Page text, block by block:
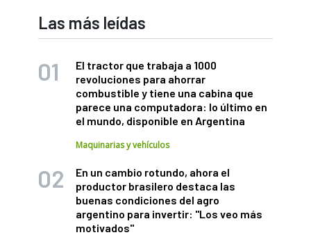
Las más leídas
El tractor que trabaja a 1000
revoluciones para ahorrar
combustible y tiene una cabina que
parece una computadora: lo último en
el mundo, disponible en Argentina
Maquinarias y vehículos
En un cambio rotundo, ahora el
productor brasilero destaca las
buenas condiciones del agro
argentino para invertir: "Los veo más
motivados"